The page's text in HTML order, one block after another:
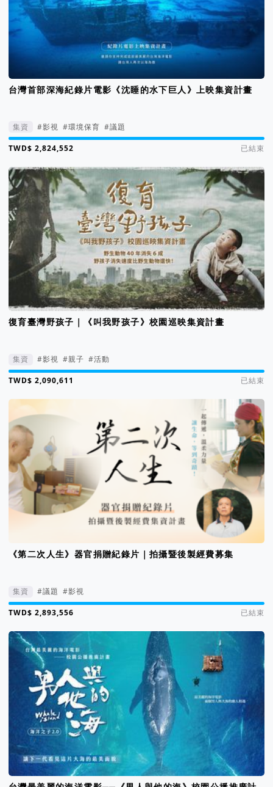
台灣首部深海紀錄片電影《沈睡的水下巨人》上映集資計畫
集資 #影視 #環境保育 #議題
集資進度 101%
已結束
復育臺灣野孩子｜《叫我野孩子》校園巡映集資計畫
集資 #影視 #親子 #活動
集資進度 419%
已結束
《第二次人生》器官捐贈紀錄片｜拍攝暨後製經費募集
集資 #議題 #影視
集資進度 218%
已結束